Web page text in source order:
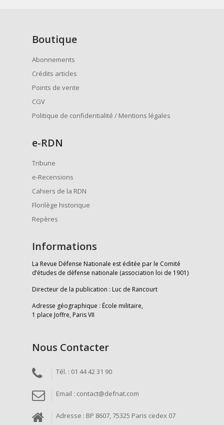
Boutique
Abonnements
Crédits articles
Points de vente
CGV
Politique de confidentialité / Mentions légales
e-RDN
Tribune
e-Recensions
Cahiers de la RDN
Florilège historique
Repères
Informations
La Revue Défense Nationale est éditée par le Comité
d’études de défense nationale (association loi de 1901)
Directeur de la publication : Luc de Rancourt
Adresse géographique : École militaire,
1 place Joffre, Paris VII
Nous Contacter
Tél. : 01 44 42 31 90
Email : contact@defnat.com
Adresse : BP 8607, 75325 Paris cedex 07